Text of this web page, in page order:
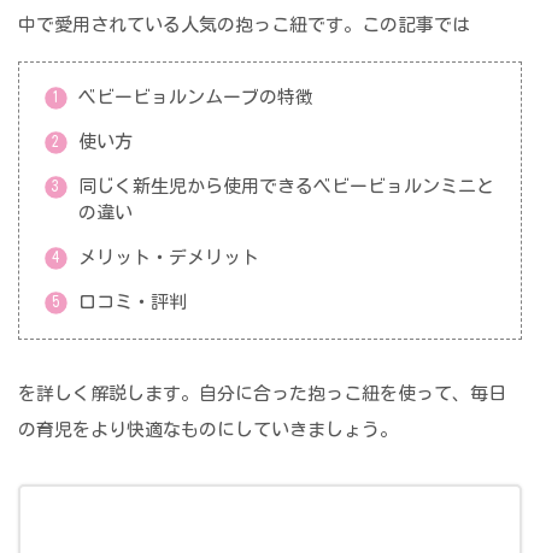
中で愛用されている人気の抱っこ紐です。この記事では
ベビービョルンムーブの特徴
使い方
同じく新生児から使用できるベビービョルンミニと
の違い
メリット・デメリット
口コミ・評判
を詳しく解説します。自分に合った抱っこ紐を使って、毎日
の育児をより快適なものにしていきましょう。